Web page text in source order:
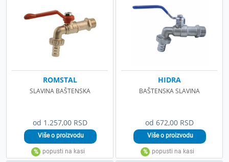
od 1.257,00 RSD
ROMSTAL
SLAVINA BAŠTENSKA
od 672,00 RSD
HIDRA
BAŠTENSKA SLAVINA